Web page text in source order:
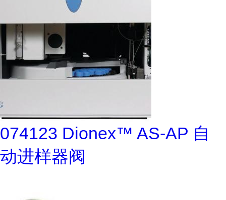
074123 Dionex™ AS-AP 自
动进样器阀